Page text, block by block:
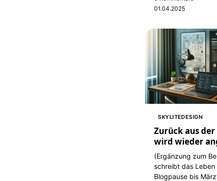
01.04.2025
SKYLITEDESIGN
Zurück aus der
wird wieder
(Ergänzung zum
schreibt das Leben
Blogpause bis